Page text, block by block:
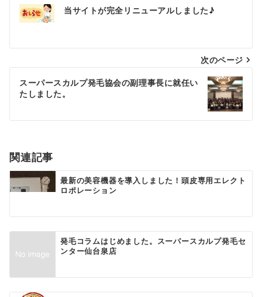
投
稿
ナ
ビ
ゲ
シ
ン
当サイトが完全リニューアルしました♪
次のページ
スーパースカルプ発毛協会の副理事長に就任い
たしました。
関連記事
最新の美容機器を導入しました！頭皮専用エレクト
ロポレーション
発毛コラムはじめました。スーパースカルプ発毛セ
ンター仙台泉店